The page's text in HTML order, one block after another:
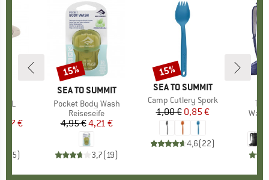
L
Preis
€
5)
MARKE
SEA TO SUMMIT
Artikel
Pocket Body Wash
Produktgruppe
Reiseseife
Preis
4,95 €reduzierter Preis
4,21 €
3,7(19)
Rabatt
15%
MARKE
SEA TO SUMMIT
Artikel
Camp Cutlery Spork
Preis
1,00 € reduzierter Preis
0,85 €
4,6(22)
Rabatt
15%